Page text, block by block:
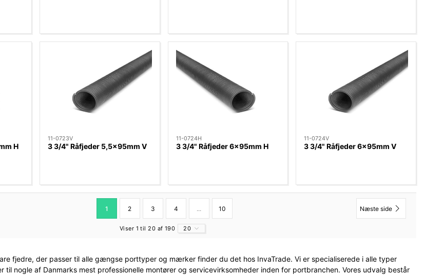
H
11-0723V
3 3/4" Råfjeder 5,5x95mm V
11-0724H
3 3/4" Råfjeder 6x95mm H
11-0724V
3 3/4" Råfjeder 6x95mm V
1 2 3 4 ... 10 Næste side
Viser 1 til 20 af 190 20
fjedre, der passer til alle gængse porttyper og mærker finder du det hos InvaTrade. Vi er specialiserede i alle typer
til nogle af Danmarks mest professionelle montører og servicevirksomheder inden for portbranchen. Vores udvalg består